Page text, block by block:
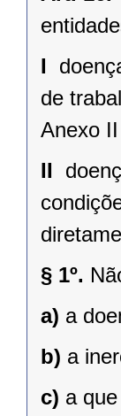
I 
de
Anexo
II 
§ 1º.
a) a
b) a
c) a